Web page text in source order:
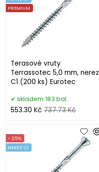
Terasové vruty
Terrassotec 5,0 mm, nerez
C1 (200 ks) Eurotec
PREMIUM
skladem 183 bal.
553.30 Kč 737.73 Kč
- 25%
NEREZ C1